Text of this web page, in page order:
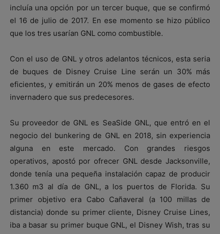
incluía una opción por un tercer buque, que se confirmó
el 16 de julio de 2017. En ese momento se hizo público
que los tres usarían GNL como combustible.
Con el uso de GNL y otros adelantos técnicos, esta seria
de buques de Disney Cruise Line serán un 30% más
eficientes, y emitirán un 20% menos de gases de efecto
invernadero que sus predecesores.
Su proveedor de GNL es SeaSide GNL, que entró en el
negocio del bunkering de GNL en 2018, sin experiencia
alguna en este mercado. Con grandes riesgos
operativos, apostó por ofrecer GNL desde Jacksonville,
donde tenía una pequeña instalación capaz de producir
1.360 m3 al día de GNL, a los puertos de Florida. Su
primer objetivo era Cabo Cañaveral (a 100 millas de
distancia) donde su primer cliente, Disney Cruise Lines,
iba a basar su primer buque GNL, el Disney Wish, tras su